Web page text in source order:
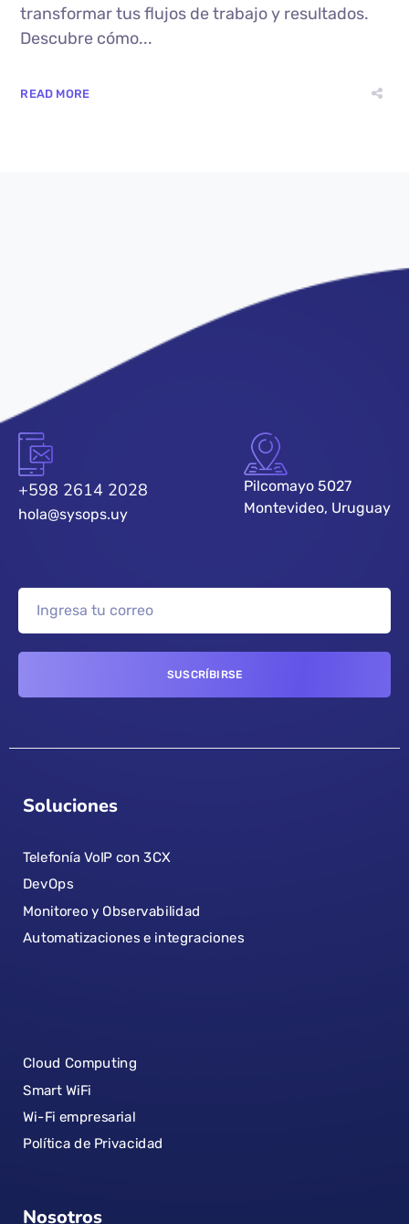
transformar tus flujos de trabajo y resultados.
Descubre cómo...
READ MORE
+598 2614 2028
hola@sysops.uy
Pilcomayo 5027
Montevideo, Uruguay
Soluciones
Telefonía VoIP con 3CX
DevOps
Monitoreo y Observabilidad
Automatizaciones e integraciones
Cloud Computing
Smart WiFi
Wi-Fi empresarial
Política de Privacidad
Nosotros